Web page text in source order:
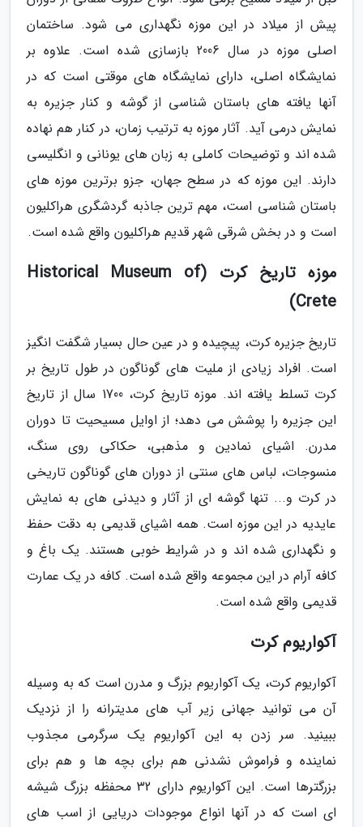
پیش از میلاد در این موزه نگهداری می شود. ساختمان
اصلی موزه در سال 2006 بازسازی شده است. علاوه بر
نمایشگاه اصلی، دارای نمایشگاه های موقتی است که در
آنها یافته های باستان شناسی از گوشه و کنار جزیره به
نمایش درمی آید. آثار موزه به ترتیب زمان، در کنار هم نهاده
شده اند و توضیحات کاملی به زبان های یونانی و انگلیسی
دارند. این موزه که در سطح جهان، جزو برترین موزه های
باستان شناسی است، مهم ترین جاذبه گردشگری هراکلیون
است و در بخش شرقی شهر قدیم هراکلیون واقع شده است.
موزه تاریخ کرت (Historical Museum of
Crete)
تاریخ جزیره کرت، پیچیده و در عین حال بسیار شگفت انگیز
است. افراد زیادی از ملیت های گوناگون در طول تاریخ بر
کرت تسلط یافته اند. موزه تاریخ کرت، 1700 سال از تاریخ
این جزیره را پوشش می دهد؛ از اوایل مسیحیت تا دوران
مدرن. اشیای نمادین و مذهبی، حکاکی روی سنگ،
منسوجات، لباس های سنتی از دوران های گوناگون تاریخی
در کرت و... تنها گوشه ای از آثار و دیدنی های به نمایش
عایدیه در این موزه است. همه اشیای قدیمی به دقت حفظ
و نگهداری شده اند و در شرایط خوبی هستند. یک باغ و
کافه آرام در این مجموعه واقع شده است. کافه در یک عمارت
قدیمی واقع شده است.
آکواریوم کرت
آکواریوم کرت، یک آکواریوم بزرگ و مدرن است که به وسیله
آن می توانید جهانی زیر آب های مدیترانه را از نزدیک
ببینید. سر زدن به این آکواریوم یک سرگرمی مجذوب
نماینده و فراموش نشدنی هم برای بچه ها و هم برای
بزرگترها است. این آکواریوم دارای 32 محفظه بزرگ شیشه
ای است که در آنها انواع موجودات دریایی از اسب های